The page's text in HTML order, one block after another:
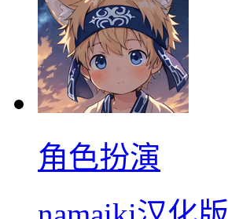
角色扮演